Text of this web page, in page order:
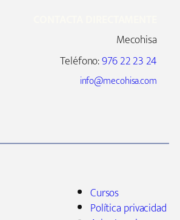
Mecohisa
Teléfono:976 22 23 24
info@mecohisa.com
Cursos
Política privacidad